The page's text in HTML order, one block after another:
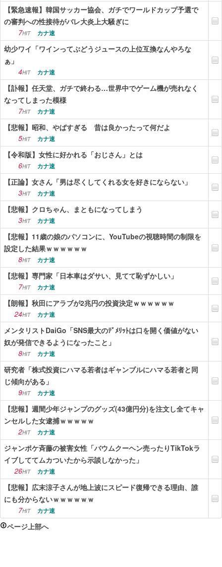
【緊急速報】韓国サッカー協会、ガチでワールドカップ予選で
の審判への性接待がバレ大炎上大騒ぎに
7HIT カナ速
幼少ワイ「ワインってぶどうジュースの上位互換なんやろな
ぁ」
4HIT カナ速
【訃報】任天堂、ガチで終わる…世界中でゲーム機が売れなく
なってしまった模様
7HIT カナ速
【悲報】昭和、やばすぎる 昔は良かったって何だよ
5HIT カナ速
【令和版】女性に好かれる「おじさん」とは
6HIT カナ速
【正論】女さん「男は尽くしてくれる女を好きにならない」
3HIT カナ速
【悲報】クロちゃん、まともになってしまう
3HIT カナ速
【悲報】11歳の娘のパソコンに、YouTubeの視聴時間の制限を
設定した結果ｗｗｗｗｗｗ
8HIT カナ速
【悲報】専門家「日本車はダサい、見てて恥ずかしい」
7HIT カナ速
【朗報】秋田にアラブが2兆円の投資決定ｗｗｗｗｗｗ
24HIT カナ速
メンタリストDaiGo「SNS最大のﾃﾞﾒﾘｯﾄは口を開く価値がない
奴が発信できるようになったこと」
8HIT カナ速
研究者「株式投資にハマる若者はギャンブルにハマる若者と同
じ傾向がある」
9HIT カナ速
【悲報】週間少年ジャンプのグッズ(43億円分)を注文し全てキャ
ンセルした女逮捕ｗｗｗｗｗ
2HIT カナ速
ジャンポケ斉藤の被害女性「バウムクーヘン売ったりTikTokラ
イブしててムカついたから示談しなかった」
26HIT カナ速
【悲報】広末涼子さんが地上波にスピード復帰できる理由、誰
にも分からないｗｗｗｗｗｗ
7HIT カナ速
ページ上部へ